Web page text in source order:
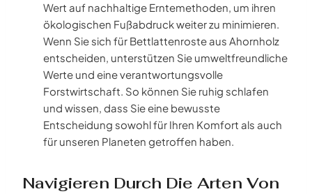
Wert auf nachhaltige Erntemethoden, um ihren
ökologischen Fußabdruck weiter zu minimieren.
Wenn Sie sich für Bettlattenroste aus Ahornholz
entscheiden, unterstützen Sie umweltfreundliche
Werte und eine verantwortungsvolle
Forstwirtschaft. So können Sie ruhig schlafen
und wissen, dass Sie eine bewusste
Entscheidung sowohl für Ihren Komfort als auch
für unseren Planeten getroffen haben.
Navigieren Durch Die Arten Von